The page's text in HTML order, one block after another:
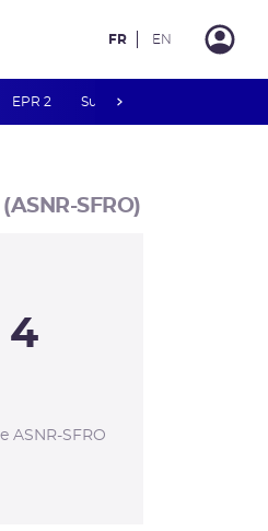
EPR 2 Surveillance des PFAS
FR EN
SFRO)
4
ASNR-SFRO